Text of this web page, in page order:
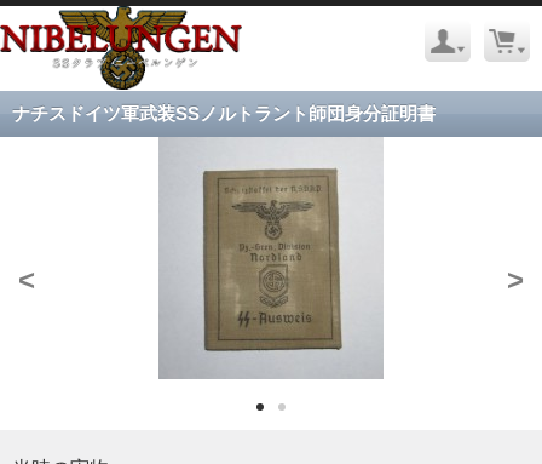
ナチスドイツ軍武装SSノルトラント師団身分証明書
< >